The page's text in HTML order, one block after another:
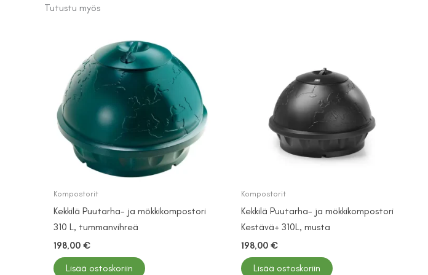
Tutustu myös
Kompostorit
Kekkilä Puutarha- ja mökkikompostori
310 L, tummanvihreä
198,00 €
Lisää ostoskoriin
Kompostorit
Kekkilä Puutarha- ja mökkikompostori
Kestävä+ 310L, musta
198,00 €
Lisää ostoskoriin